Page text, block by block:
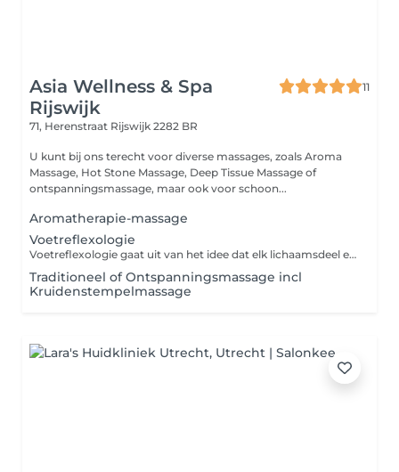
Asia Wellness & Spa
Rijswijk
11
71, Herenstraat Rijswijk 2282 BR
U kunt bij ons terecht voor diverse massages, zoals Aroma
Massage, Hot Stone Massage, Deep Tissue Massage of
ontspanningsmassage, maar ook voor schoon...
Aromatherapie-massage
Voetreflexologie
Voetreflexologie gaat uit van het idee dat elk lichaamsdeel en orgaan in verbinding staat met een specifiek punt op de voeten. Het masseren van bepaalde drukpunten brengt het lichaam weer in balans en zorgt zo voor een algeheel gevoel van welzijn.
Traditioneel of Ontspanningsmassage incl
Kruidenstempelmassage